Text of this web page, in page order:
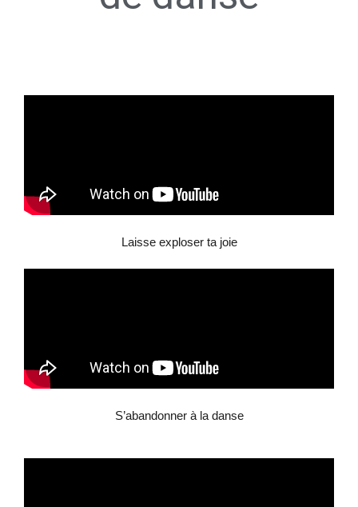
Laisse exploser ta joie
S’abandonner à la danse